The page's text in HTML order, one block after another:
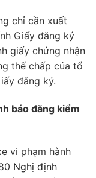
chỉ cần xuất
Giấy đăng ký
giấy chứng nhận
thế chấp của tổ
đăng ký.
báo đăng kiểm
vi phạm hành
Nghị định